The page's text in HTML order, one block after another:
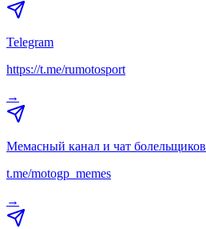
Telegram
https://t.me/rumotosport
→
Мемасный канал и чат болельщиков
t.me/motogp_memes
→